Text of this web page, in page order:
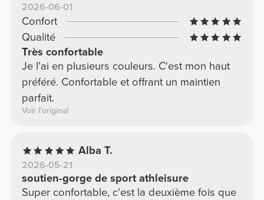
2026-06-01
Confort
Qualité
Très confortable
Je l'ai en plusieurs couleurs. C'est mon haut
préféré. Confortable et offrant un maintien
parfait.
Voir l'original
Alba T.
2026-05-21
soutien-gorge de sport athleisure
Super confortable, c'est la deuxième fois que